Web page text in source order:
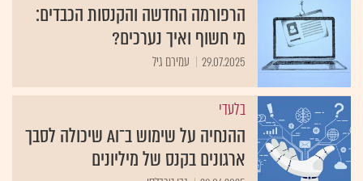
הרפורמה החדשה והקנסות הכבדים:
מי חשוף ואיך נערכים?
29.07.2025 עמירם גיל
בלעדי
ההנחיה על שימוש ב־AI שיכולה לסבך
ארגונים בקנס של מיליונים